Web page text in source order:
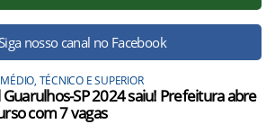
nosso canal no Facebook
TÉCNICO E SUPERIOR
Guarulhos-SP 2024 saiu! Prefeitura abre
com 7 vagas